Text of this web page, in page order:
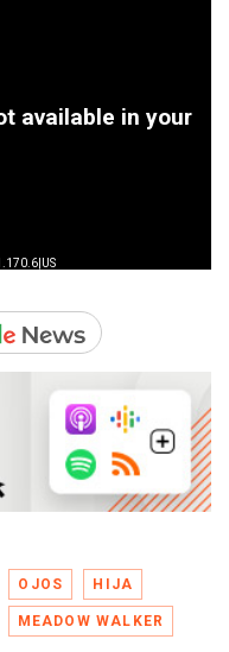
OJOS HIJA
MEADOW WALKER